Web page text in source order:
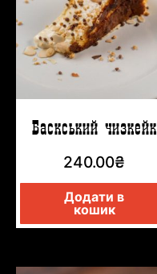
Баскський чизкейк
240.00₴
Додати в
кошик